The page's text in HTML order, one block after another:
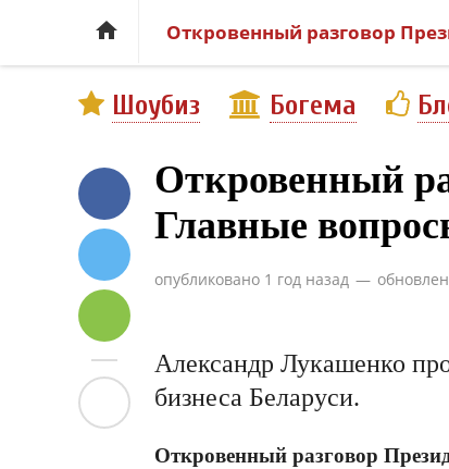
 Откровенный разговор
Шоубиз Богема
Откровенный
Главные
опубликовано 1 год назад —
Александр Лукашенко
бизнеса Беларуси.
Откровенный разговор